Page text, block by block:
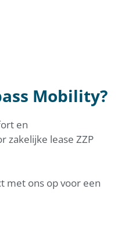
Mobility?
en
zakelijke lease ZZP
met ons op voor een